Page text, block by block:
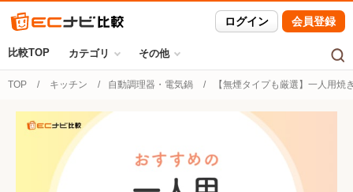
ログイン 会員登録
比較TOP カテゴリ その他
TOP キッチン 自動調理器・電気鍋 【無煙タイプも厳選】一人用